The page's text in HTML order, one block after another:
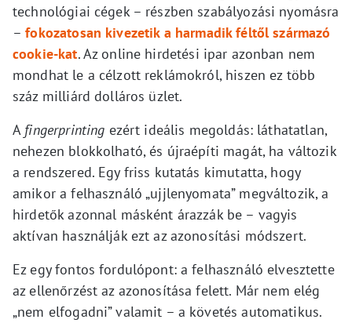
technológiai cégek – részben szabályozási nyomásra
–fokozatosan kivezetik a harmadik féltől származó
cookie-kat. Az online hirdetési ipar azonban nem
mondhat le a célzott reklámokról, hiszen ez több
száz milliárd dolláros üzlet.
A fingerprinting ezért ideális megoldás: láthatatlan,
nehezen blokkolható, és újraépíti magát, ha változik
a rendszered. Egy friss kutatás kimutatta, hogy
amikor a felhasználó „ujjlenyomata” megváltozik, a
hirdetők azonnal másként árazzák be – vagyis
aktívan használják ezt az azonosítási módszert.
Ez egy fontos fordulópont: a felhasználó elvesztette
az ellenőrzést az azonosítása felett. Már nem elég
„nem elfogadni” valamit – a követés automatikus.